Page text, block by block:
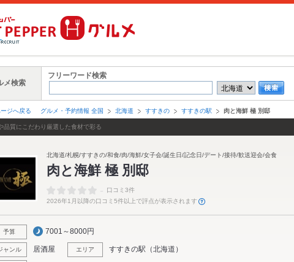
メ検索
フリーワード検索
ジへ戻る グルメ・予約情報 全国 北海道 すすきの すすきの駅 肉と海鮮 極 別邸
品質にこだわり厳選した食材で彩る
北海道/札幌/すすきの/和食/肉/海鮮/女子会/誕生日/記念日/デート/接待/歓送迎会/会食
肉と海鮮 極 別邸
口コミ3件
2026年1月以降の口コミ5件以上で評点が表示されます
予算 7001～8000円
ャンル 居酒屋 エリア すすきの駅 （北海道 ）